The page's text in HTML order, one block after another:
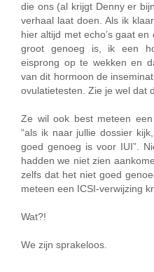
die ons (al krijgt Denny er
verhaal laat doen. Als ik
hier altijd met echo’s gaat
groot genoeg is, ik een
eisprong op te wekken en
van dit hormoon de
ovulatietesten. Zie je wel dat
Ze wil ook best meteen
“als ik naar jullie dossier
goed genoeg is voor IUI”.
hadden we niet zien
zelfs dat het niet goed
meteen een ICSI-verwijzing
Wat?!
We zijn sprakeloos.